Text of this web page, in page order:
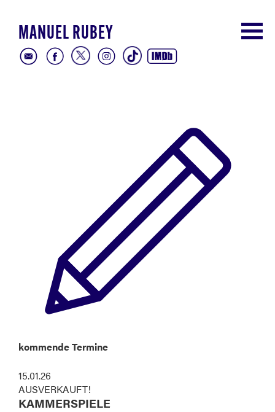
MANUEL RUBEY
kommende Termine
15.01.26
AUSVERKAUFT!
KAMMERSPIELE